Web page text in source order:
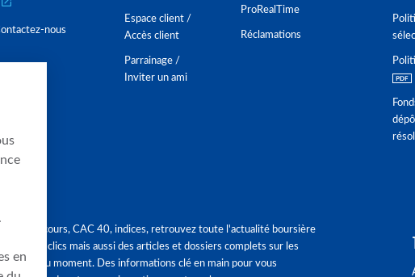
nous
Espace client /
Accès client
Parrainage /
Inviter un ami
ProRealTime
Réclamations
cours, CAC 40, indices, retrouvez toute l'actualité boursière
quelques clics mais aussi des articles et dossiers complets sur les
du moment. Des informations clé en main pour vous
en